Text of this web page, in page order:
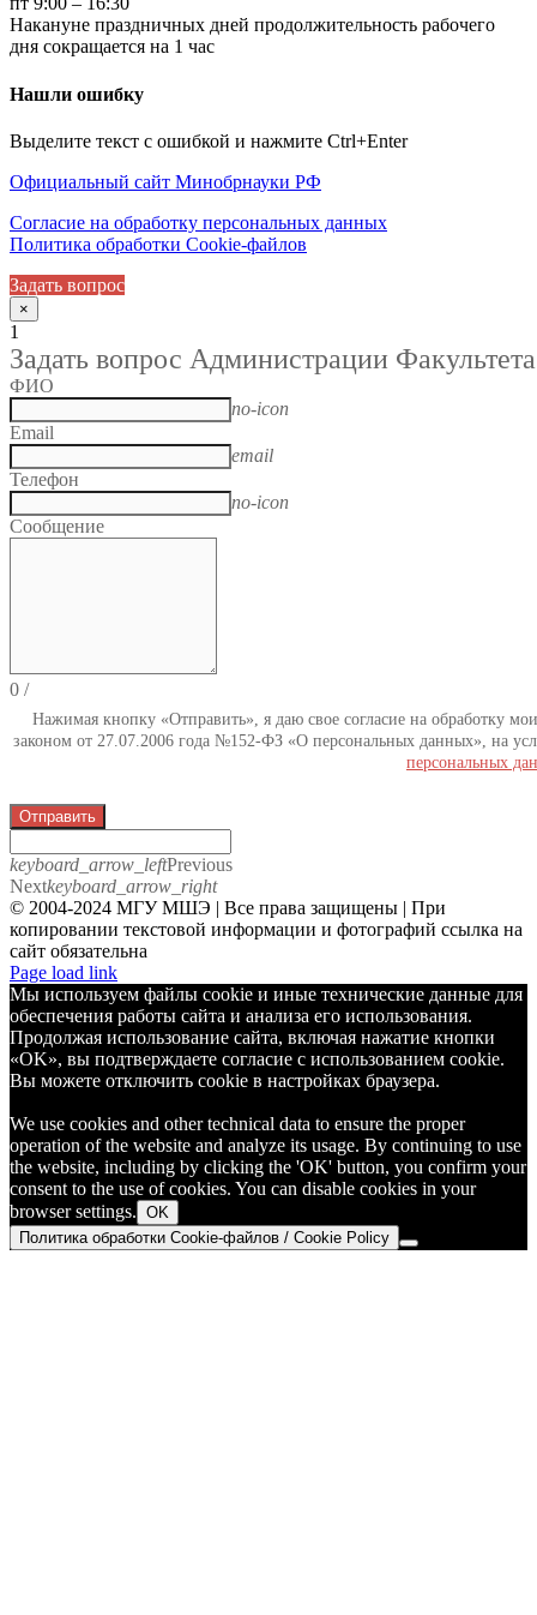
Накануне праздничных дней продолжительность рабочего
дня сокращается на 1 час
Нашли ошибку
Выделите текст с ошибкой и нажмите Ctrl+Enter
Официальный сайт Минобрнауки РФ
Согласие на обработку персональных данных
Политика обработки Cookie-файлов
Задать вопрос
×
1
Задать вопрос Администрации Факультета
ФИО
no-icon
Email
email
Телефон
no-icon
Сообщение
0 /
Нажимая кнопку «Отправить», я даю свое согласие на обработку
законом от 27.07.2006 года №152-ФЗ «О персональных данных», на
персональных
Отправить
keyboard_arrow_leftPrevious
Nextkeyboard_arrow_right
© 2004-2024 МГУ МШЭ | Все права защищены | При
копировании текстовой информации и фотографий ссылка на
сайт обязательна
Telegram
Page load link
Мы используем файлы cookie и иные технические данные для
обеспечения работы сайта и анализа его использования.
Продолжая использование сайта, включая нажатие кнопки
«OK», вы подтверждаете согласие с использованием cookie.
Вы можете отключить cookie в настройках браузера.
We use cookies and other technical data to ensure the proper
operation of the website and analyze its usage. By continuing to use
the website, including by clicking the 'OK' button, you confirm your
consent to the use of cookies. You can disable cookies in your
browser settings. OK
Политика обработки Cookie-файлов / Cookie Policy